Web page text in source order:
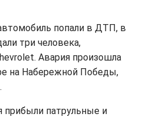
попали в ДТП, в
три человека,
Авария произошла
на Набережной Победы,
патрульные и